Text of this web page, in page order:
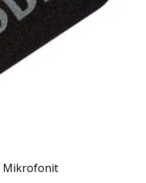
Mikrofonit